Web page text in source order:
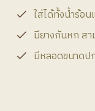
ใส่ได้ทั้งน้ำร้อน
มียางกันหก สา
มีหลอดขนาดป